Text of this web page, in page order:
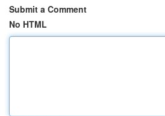
Submit a Comment
No HTML